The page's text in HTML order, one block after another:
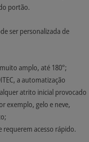
portão.
ser personalizada de
amplo, até 180°;
a automatização
atrito inicial provocado
exemplo, gelo e neve,
requerem acesso rápido.